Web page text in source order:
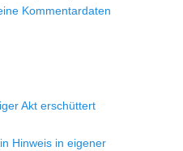
Kommentardaten
Akt erschüttert
Hinweis in eigener